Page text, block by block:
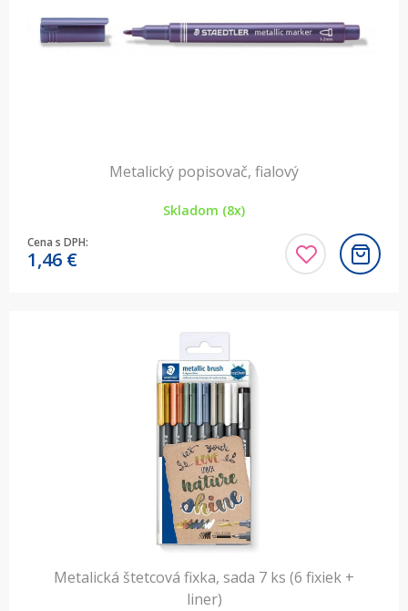
Metalický popisovač, fialový
Skladom (8x)
Cena s DPH:
1,46 €
Metalická štetcová fixka, sada 7 ks (6 fixiek +
liner)